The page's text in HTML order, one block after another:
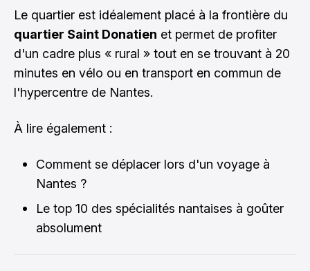
Le quartier est idéalement placé à la frontière du
quartier Saint Donatien et permet de profiter
d'un cadre plus « rural » tout en se trouvant à 20
minutes en vélo ou en transport en commun de
l'hypercentre de Nantes.
À lire également :
Comment se déplacer lors d'un voyage à
Nantes ?
Le top 10 des spécialités nantaises à goûter
absolument